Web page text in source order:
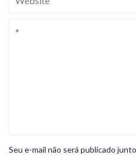
Seu e-mail não será publicado